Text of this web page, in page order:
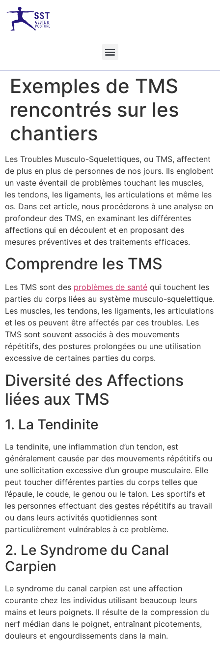
Exemples de TMS
rencontrés sur les
chantiers
Les Troubles Musculo-Squelettiques, ou TMS, affectent
de plus en plus de personnes de nos jours. Ils englobent
un vaste éventail de problèmes touchant les muscles,
les tendons, les ligaments, les articulations et même les
os. Dans cet article, nous procéderons à une analyse en
profondeur des TMS, en examinant les différentes
affections qui en découlent et en proposant des
mesures préventives et des traitements efficaces.
Comprendre les TMS
Les TMS sont des problèmes de santé qui touchent les
parties du corps liées au système musculo-squelettique.
Les muscles, les tendons, les ligaments, les articulations
et les os peuvent être affectés par ces troubles. Les
TMS sont souvent associés à des mouvements
répétitifs, des postures prolongées ou une utilisation
excessive de certaines parties du corps.
Diversité des Affections
liées aux TMS
1. La Tendinite
La tendinite, une inflammation d’un tendon, est
généralement causée par des mouvements répétitifs ou
une sollicitation excessive d’un groupe musculaire. Elle
peut toucher différentes parties du corps telles que
l’épaule, le coude, le genou ou le talon. Les sportifs et
les personnes effectuant des gestes répétitifs au travail
ou dans leurs activités quotidiennes sont
particulièrement vulnérables à ce problème.
2. Le Syndrome du Canal
Carpien
Le syndrome du canal carpien est une affection
courante chez les individus utilisant beaucoup leurs
mains et leurs poignets. Il résulte de la compression du
nerf médian dans le poignet, entraînant picotements,
douleurs et engourdissements dans la main.